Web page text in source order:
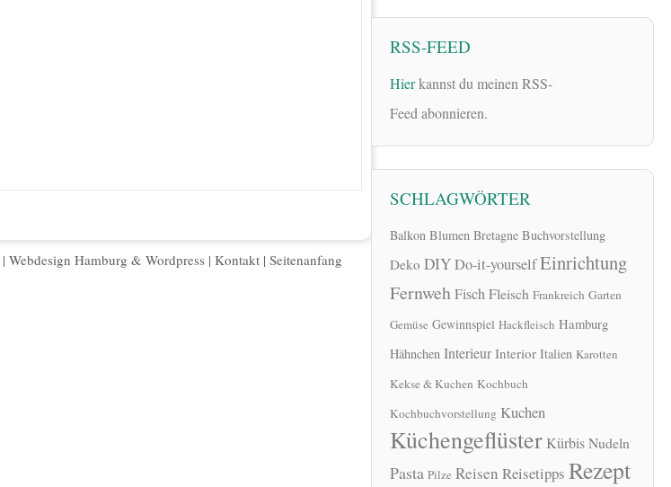
| Webdesign Hamburg & Wordpress | Kontakt | Seitenanfang
RSS-FEED
Hierkannst du meinen RSS-
Feed abonnieren.
SCHLAGWÖRTER
Balkon Blumen Bretagne Buchvorstellung
Deko DIYDo-it-yourselfEinrichtung
FernwehFischFleisch Frankreich Garten
Gemüse Gewinnspiel Hackfleisch Hamburg
Hähnchen Interieur Interior Italien Karotten
Kekse & Kuchen Kochbuch
Kochbuchvorstellung Kuchen
Küchengeflüster KürbisNudeln
Pasta Pilze Reisen Reisetipps Rezept